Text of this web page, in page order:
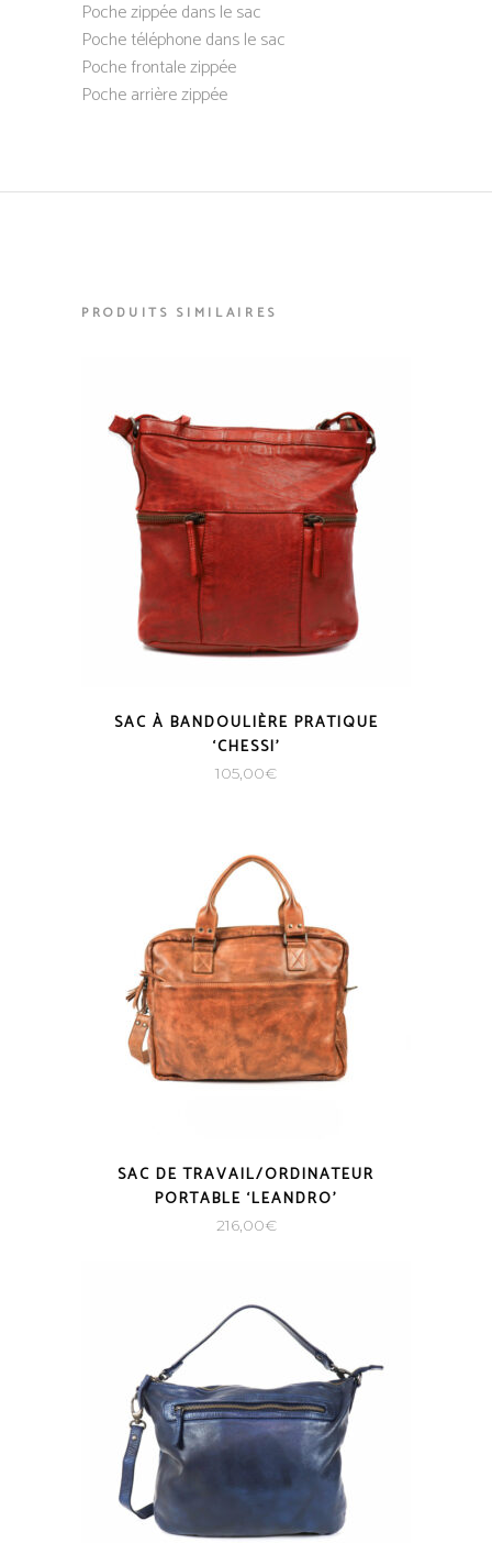
Poche zippée dans le sac
Poche téléphone dans le sac
Poche frontale zippée
Poche arrière zippée
PRODUITS SIMILAIRES
SAC À BANDOULIÈRE PRATIQUE
‘CHESSI’
105,00€
SAC DE TRAVAIL/ORDINATEUR
PORTABLE ‘LEANDRO’
216,00€